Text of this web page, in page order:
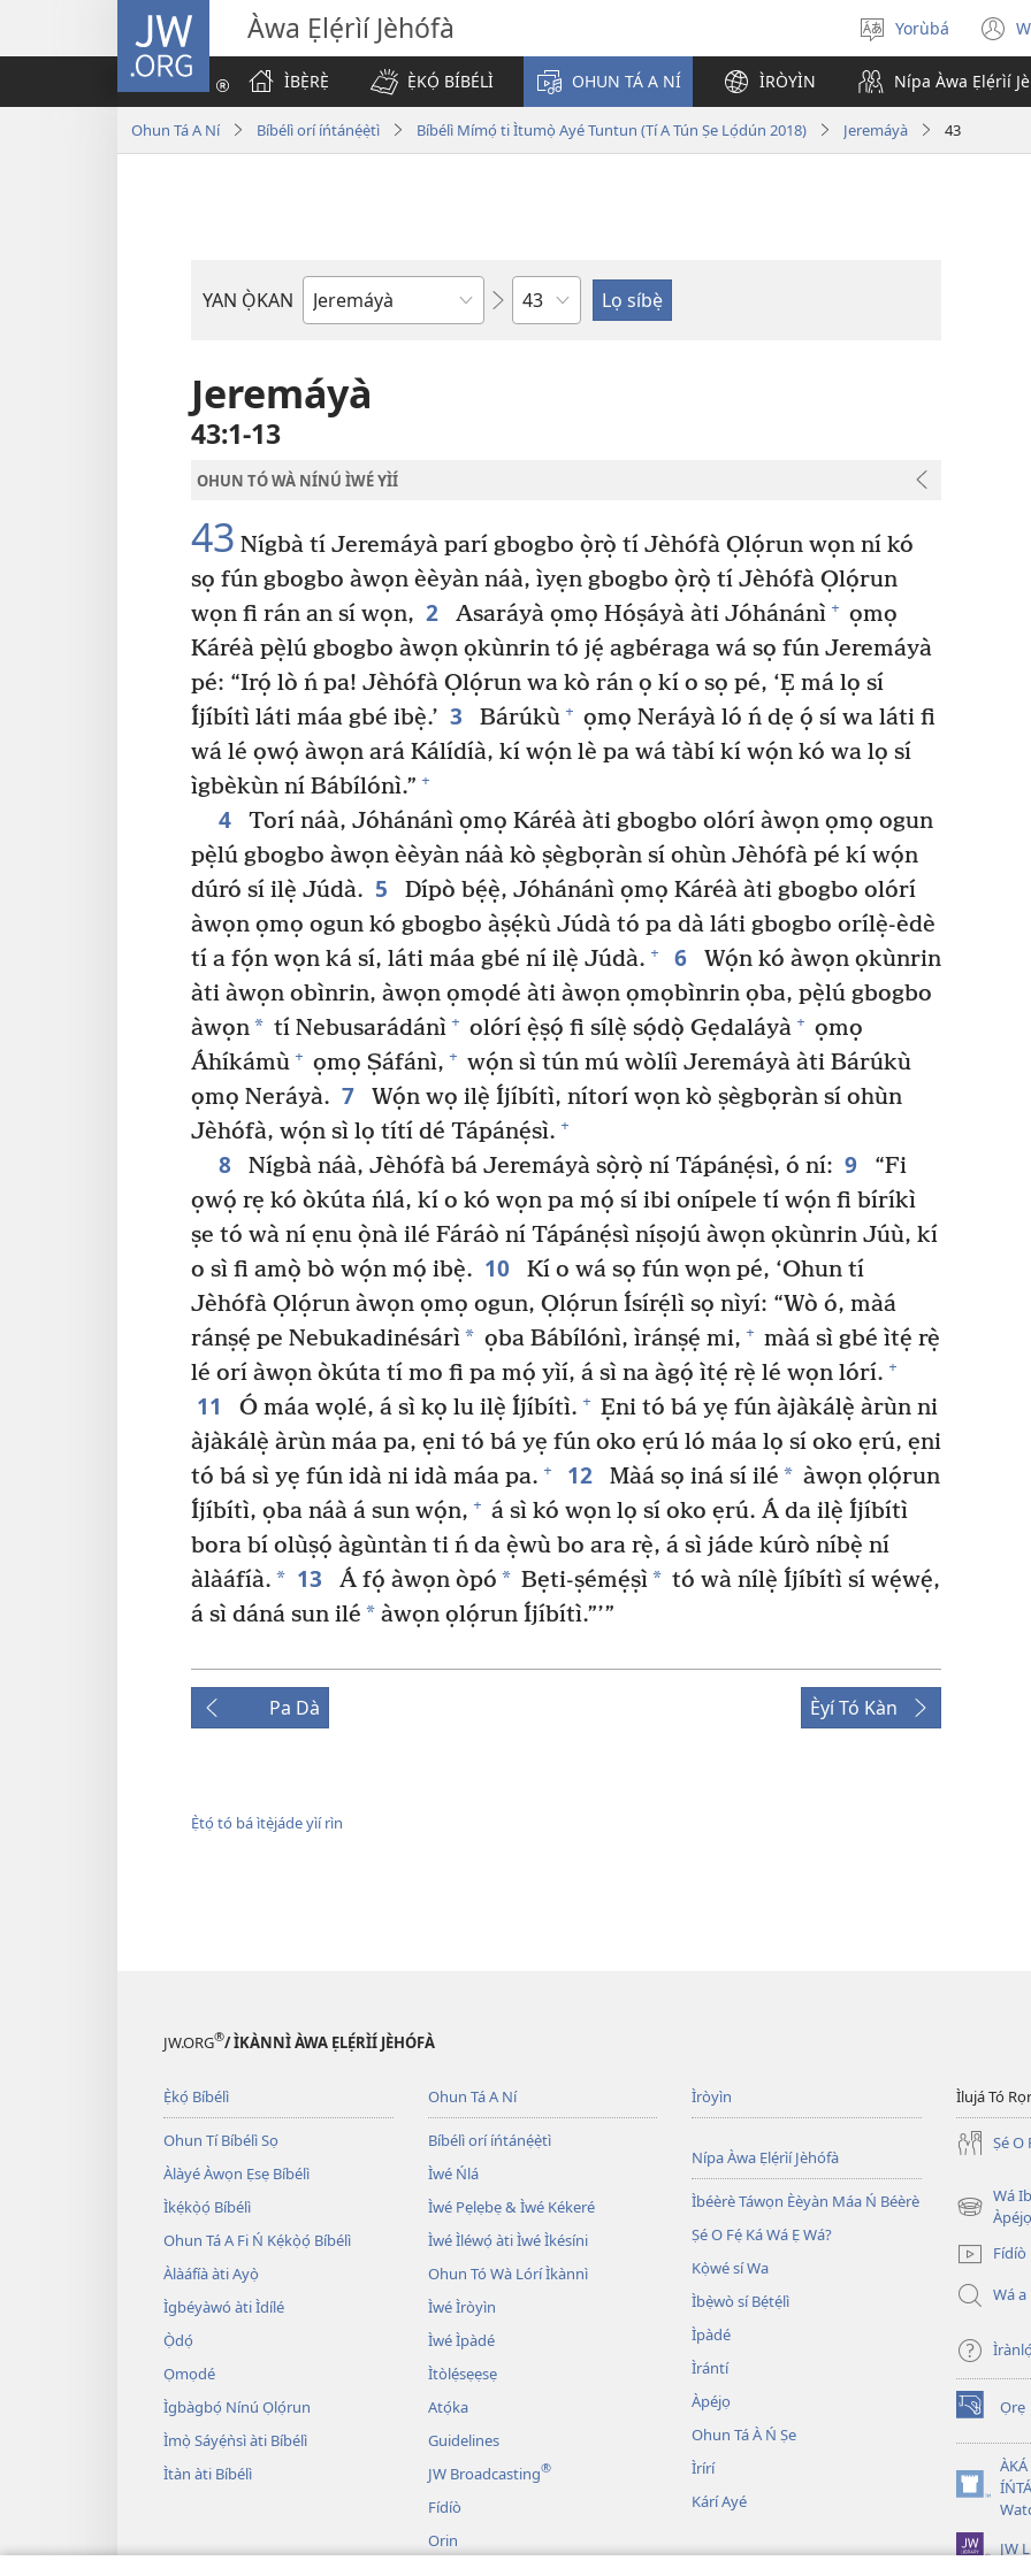
JW.ORG Àwa Ẹlẹ́rìí Jèhófà
Yan
èdè
Yorùbá
ÌBẸ̀RẸ̀
Ẹ̀KỌ́ BÍBÉLÌ OHUN TÁ A NÍ ÌRÒYÌN Nípa Àwa Ẹlẹ́rìí
Ohun Tá A Ní Bíbélì orí íńtánẹ́ẹ̀tì Bíbélì Mímọ́ ti Ìtumọ̀ Ayé Tuntun (Tí A Tún Ṣe Lọ́dún 2018) Jeremáyà 43
YAN Ọ̀KAN
Ìwé
Orí
Jeremáyà
43:1-13
OHUN TÓ WÀ NÍNÚ ÌWÉ YÌÍ
43 Nígbà tí Jeremáyà parí gbogbo ọ̀rọ̀ tí Jèhófà Ọlọ́run wọn ní kó
sọ fún gbogbo àwọn èèyàn náà, ìyẹn gbogbo ọ̀rọ̀ tí Jèhófà Ọlọ́run
wọn fi rán an sí wọn, 2 Asaráyà ọmọ Hóṣáyà àti Jóhánánì + ọmọ
Káréà pẹ̀lú gbogbo àwọn ọkùnrin tó jẹ́ agbéraga wá sọ fún Jeremáyà
pé: “Irọ́ lò ń pa! Jèhófà Ọlọ́run wa kò rán ọ kí o sọ pé, ‘Ẹ má lọ sí
Íjíbítì láti máa gbé ibẹ̀.’ 3 Bárúkù + ọmọ Neráyà ló ń dẹ ọ́ sí wa láti fi
wá lé ọwọ́ àwọn ará Kálídíà, kí wọ́n lè pa wá tàbí kí wọ́n kó wa lọ sí
ìgbèkùn ní Bábílónì.” +
4
Torí náà, Jóhánánì ọmọ Káréà àti gbogbo olórí àwọn ọmọ ogun
pẹ̀lú gbogbo àwọn èèyàn náà kò ṣègbọràn sí ohùn Jèhófà pé kí wọ́n
dúró sí ilẹ̀ Júdà. 5
Dípò bẹ́ẹ̀, Jóhánánì ọmọ Káréà àti gbogbo olórí
àwọn ọmọ ogun kó gbogbo àṣẹ́kù Júdà tó pa dà láti gbogbo orílẹ̀-èdè
tí a fọ́n wọn ká sí, láti máa gbé ní ilẹ̀ Júdà. + 6
Wọ́n kó àwọn ọkùnrin
àti àwọn obìnrin, àwọn ọmọdé àti àwọn ọmọbìnrin ọba, pẹ̀lú gbogbo
àwọn* tí Nebusarádánì + olórí ẹ̀ṣọ́ fi sílẹ̀ sọ́dọ̀ Gẹdaláyà + ọmọ
Áhíkámù + ọmọ Ṣáfánì, + wọ́n sì tún mú wòlíì Jeremáyà àti Bárúkù
ọmọ Neráyà. 7
Wọ́n wọ ilẹ̀ Íjíbítì, nítorí wọn kò ṣègbọràn sí ohùn
Jèhófà, wọ́n sì lọ títí dé Tápánẹ́sì. +
8 Nígbà náà, Jèhófà bá Jeremáyà sọ̀rọ̀ ní Tápánẹ́sì, ó ní: 9
“Fi
ọwọ́ rẹ kó òkúta ńlá, kí o kó wọn pa mọ́ sí ibi onípele tí wọ́n fi bíríkì
ṣe tó wà ní ẹnu ọ̀nà ilé Fáráò ní Tápánẹ́sì níṣojú àwọn ọkùnrin Júù, kí
o sì fi amọ̀ bò wọ́n mọ́ ibẹ̀. 10
Kí o wá sọ fún wọn pé, ‘Ohun tí
Jèhófà Ọlọ́run àwọn ọmọ ogun, Ọlọ́run Ísírẹ́lì sọ nìyí: “Wò ó, màá
ránṣẹ́ pe Nebukadinésárì* ọba Bábílónì, ìránṣẹ́ mi, + màá sì gbé ìtẹ́ rẹ̀
lé orí àwọn òkúta tí mo fi pa mọ́ yìí, á sì na àgọ́ ìtẹ́ rẹ̀ lé wọn lórí. +
11 Ó máa wọlé, á sì kọ lu ilẹ̀ Íjíbítì. + Ẹni tó bá yẹ fún àjàkálẹ̀ àrùn ni
àjàkálẹ̀ àrùn máa pa, ẹni tó bá yẹ fún oko ẹrú ló máa lọ sí oko ẹrú, ẹni
tó bá sì yẹ fún idà ni idà máa pa. + 12 Màá sọ iná sí ilé * àwọn ọlọ́run
Íjíbítì, ọba náà á sun wọ́n, + á sì kó wọn lọ sí oko ẹrú. Á da ilẹ̀ Íjíbítì
bora bí olùṣọ́ àgùntàn ti ń da ẹ̀wù bo ara rẹ̀, á sì jáde kúrò níbẹ̀ ní
àlàáfíà. * 13 Á fọ́ àwọn òpó * Bẹti-ṣémẹ́ṣì* tó wà nílẹ̀ Íjíbítì sí wẹ́wẹ́,
á sì dáná sun ilé * àwọn ọlọ́run Íjíbítì.”’”
Pa Dà Èyí Tó Kàn
Ẹ̀tọ́ tó bá ìtẹ̀jáde yìí rìn
JW.ORG®/ ÌKÀNNÌ ÀWA ẸLẸ́RÌÍ JÈHÓFÀ
Ẹ̀kọ́ Bíbélì
Ohun Tí Bíbélì Sọ
Àlàyé Àwọn Ẹsẹ Bíbélì
Ìkẹ́kọ̀ọ́ Bíbélì
Ohun Tá A Fi Ń Kẹ́kọ̀ọ́ Bíbélì
Àlàáfíà àti Ayọ̀
Ìgbéyàwó àti Ìdílé
Ọ̀dọ́
Ọmọdé
Ìgbàgbọ́ Nínú Ọlọ́run
Ìmọ̀ Sáyẹ́ǹsì àti Bíbélì
Ìtàn àti Bíbélì
Ohun Tá A Ní
Bíbélì orí íńtánẹ́ẹ̀tì
Ìwé Ńlá
Ìwé Pẹlẹbẹ & Ìwé Kékeré
Ìwé Ìléwọ́ àti Ìwé Ìkésíni
Ohun Tó Wà Lórí Ìkànnì
Ìwé Ìròyìn
Ìwé Ìpàdé
Ìtòlẹ́sẹẹsẹ
Atọ́ka
Guidelines
JW Broadcasting®
Fídíò
Orin
Ìròyìn
Nípa Àwa Ẹlẹ́rìí Jèhófà
Ìbéèrè Táwọn Èèyàn Máa Ń Béèrè
Ṣé O Fẹ́ Ká Wá Ẹ Wá?
Kọ̀wé sí Wa
Ìbẹ̀wò sí Bẹ́tẹ́lì
Ìpàdé
Ìrántí
Àpéjọ
Ohun Tá À Ń Ṣe
Ìrírí
Kárí Ayé
Ìlujá Tó
Ṣé O
Wá
(opens
window)
Fídíò
Wá a
Ọrẹ
(opens
new
window)
(opens
window)JW